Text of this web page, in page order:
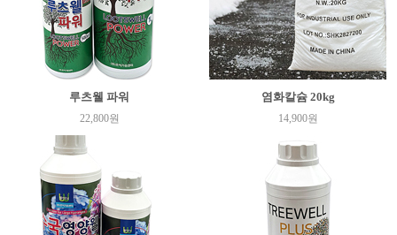
루츠웰 파워
22,800원
염화칼슘 20kg
14,900원